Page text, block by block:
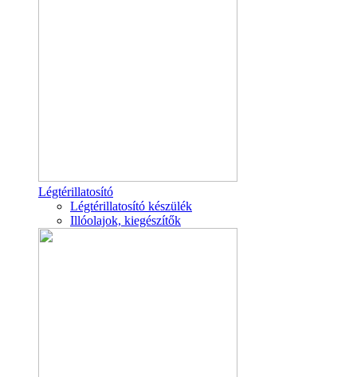
Légtérillatosító
Légtérillatosító készülék
Illóolajok, kiegészítők